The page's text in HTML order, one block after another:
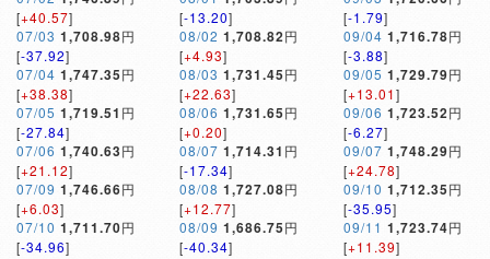
[+40.57]
07/03 1,708.98円
[-37.92]
07/04 1,747.35円
[+38.38]
07/05 1,719.51 円
[-27.84]
07/06 1,740.63円
[+21.12]
07/09 1,746.66円
[+6.03]
07/10 1,711.70円
[-34.96]
[-13.20]
08/02 1,708.82円
[+4.93]
08/03 1,731.45円
[+22.63]
08/06 1,731.65円
[+0.20]
08/07 1,714.31 円
[-17.34]
08/08 1,727.08円
[+12.77]
08/09 1,686.75円
[-40.34]
[-1.79]
09/04 1,716.78円
[-3.88]
09/05 1,729.79円
[+13.01]
09/06 1,723.52円
[-6.27]
09/07 1,748.29円
[+24.78]
09/10 1,712.35円
[-35.95]
09/11 1,723.74円
[+11.39]